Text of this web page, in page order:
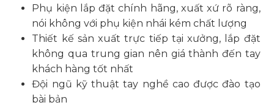
Phụ kiện lắp đặt chính hãng, xuất xứ rõ ràng,
nói không với phụ kiện nhái kém chất lượng
Thiết kế sản xuất trực tiếp tại xưởng, lắp đặt
không qua trung gian nên giá thành đến tay
khách hàng tốt nhất
Đội ngũ kỹ thuật tay nghề cao được đào tạo
bài bản